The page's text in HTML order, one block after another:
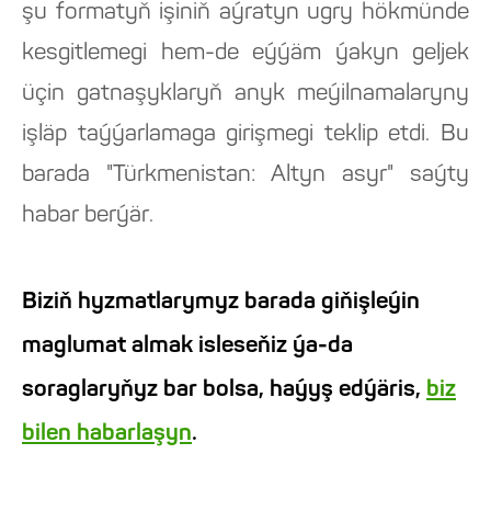
şu formatyň işiniň aýratyn ugry hökmünde
kesgitlemegi hem-de eýýäm ýakyn geljek
üçin gatnaşyklaryň anyk meýilnamalaryny
işläp taýýarlamaga girişmegi teklip etdi. Bu
barada "Türkmenistan: Altyn asyr" saýty
habar berýär.
Biziň hyzmatlarymyz barada giňişleýin
maglumat almak isleseňiz ýa-da
soraglaryňyz bar bolsa, haýyş edýäris, biz
bilen habarlaşyn.